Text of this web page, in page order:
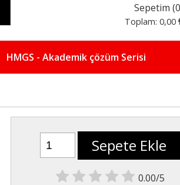
Sepetim (
Toplam:0,00
HMGS - Akademik çözüm Serisi
Sepete Ekle
0.00/5